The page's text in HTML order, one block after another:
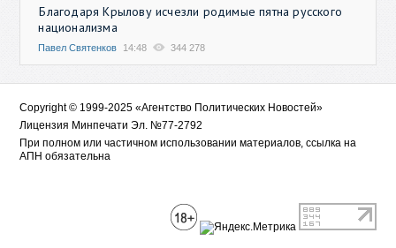
Благодаря Крылову исчезли родимые пятна русского
национализма
Павел Святенков 14:48 344 278
Copyright © 1999-2025 «Агентство Политических Новостей»
Лицензия Минпечати Эл. №77-2792
При полном или частичном использовании материалов, ссылка на
АПН обязательна